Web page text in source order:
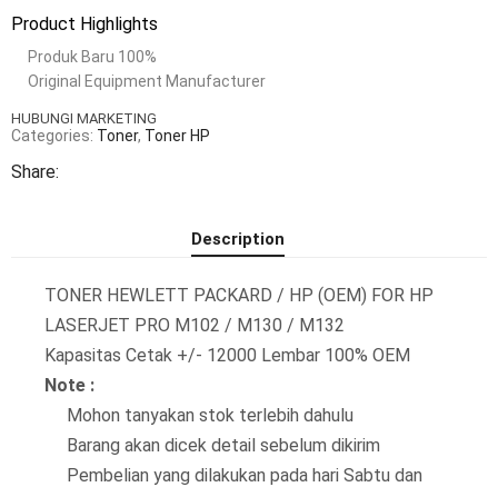
Product Highlights
Produk Baru 100%
Original Equipment Manufacturer
HUBUNGI MARKETING
Categories: Toner, Toner HP
Share:
Description
TONER HEWLETT PACKARD / HP (OEM) FOR HP
LASERJET PRO M102 / M130 / M132
Kapasitas Cetak +/- 12000 Lembar 100% OEM
Note :
Mohon tanyakan stok terlebih dahulu
Barang akan dicek detail sebelum dikirim
Pembelian yang dilakukan pada hari Sabtu dan